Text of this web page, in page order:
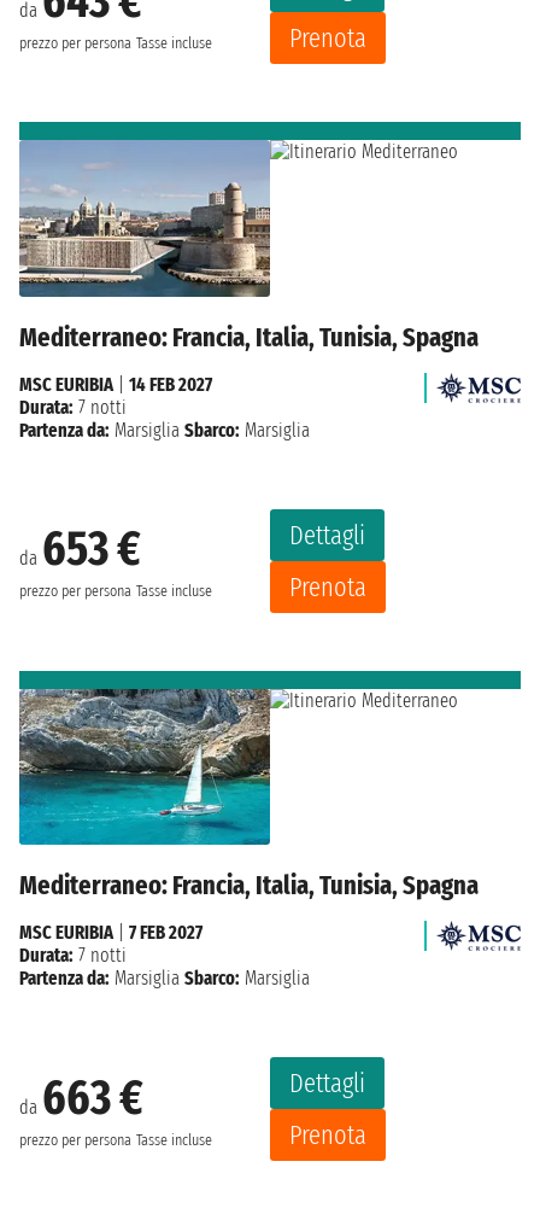
da
prezzo per persona Tasse incluse
Prenota
Mediterraneo: Francia, Italia, Tunisia, Spagna
da 653 €
prezzo per persona Tasse incluse
Dettagli
Prenota
MSC EURIBIA
14 FEB 2027
Durata: 7 notti
Partenza da: Marsiglia Sbarco: Marsiglia
Mediterraneo: Francia, Italia, Tunisia, Spagna
da 663 €
prezzo per persona Tasse incluse
Dettagli
Prenota
MSC EURIBIA| 7 FEB 2027
Durata: 7 notti
Partenza da: Marsiglia Sbarco: Marsiglia